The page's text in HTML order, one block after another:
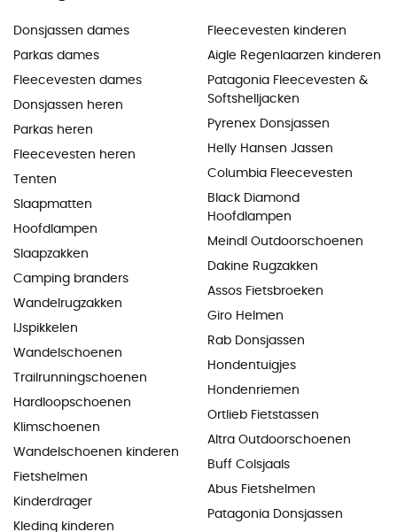
Donsjassen dames
Parkas dames
Fleecevesten dames
Donsjassen heren
Parkas heren
Fleecevesten heren
Tenten
Slaapmatten
Hoofdlampen
Slaapzakken
Camping branders
Wandelrugzakken
IJspikkelen
Wandelschoenen
Trailrunningschoenen
Hardloopschoenen
Klimschoenen
Wandelschoenen kinderen
Fietshelmen
Kinderdrager
Kleding kinderen
Fleecevesten kinderen
Aigle Regenlaarzen kinderen
Patagonia Fleecevesten &
Softshelljacken
Pyrenex Donsjassen
Helly Hansen Jassen
Columbia Fleecevesten
Black Diamond
Hoofdlampen
Meindl Outdoorschoenen
Dakine Rugzakken
Assos Fietsbroeken
Giro Helmen
Rab Donsjassen
Hondentuigjes
Hondenriemen
Ortlieb Fietstassen
Altra Outdoorschoenen
Buff Colsjaals
Abus Fietshelmen
Patagonia Donsjassen